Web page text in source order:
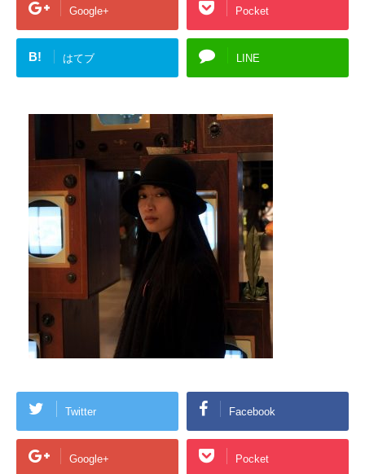
Google+ Pocket
B! はてブ LINE
Twitter Facebook
Google+ Pocket